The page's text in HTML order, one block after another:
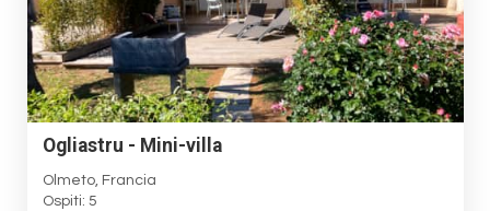
Ogliastru - Mini-villa
Olmeto, Francia
Ospiti: 5